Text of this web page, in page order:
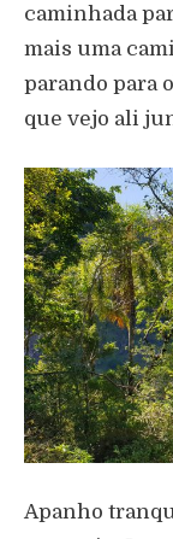
caminhada
mais uma
parando para
que vejo ali
Apanho